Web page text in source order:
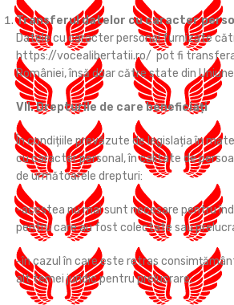
Transferul datelor cu caracter
Datele cu caracter personal furnizate
https://vocealibertatii.ro/ pot fi
României, însă doar către state din
VII. Drepturile de care beneficiați
În condițiile prevăzute de legislația în
cu caracter personal, în calitate de
de următoarele drepturi:
-acestea nu mai sunt necesare pentru
pentru care au fost colectate sau
-în cazul în care este retras
alt temei juridic pentru prelucrare;